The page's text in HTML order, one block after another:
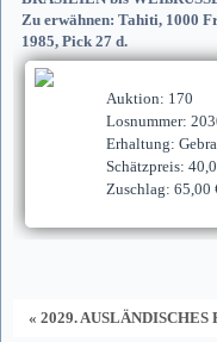
Auktion: 170
Losnummer:
Erhaltung:
Schätzpreis:
Zuschlag: 65,00
« 2029. AUSLÄNDISCHES